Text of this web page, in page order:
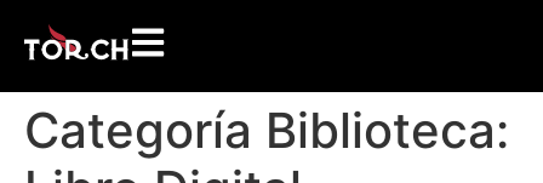
Categoría Biblioteca: